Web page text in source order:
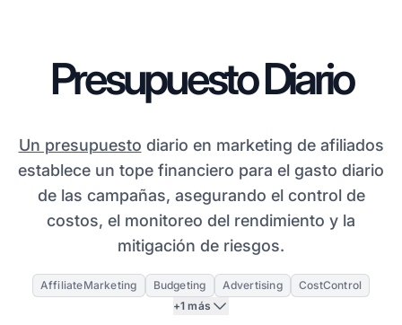
Presupuesto Diario
Un presupuesto diario en marketing de afiliados
establece un tope financiero para el gasto diario
de las campañas, asegurando el control de
costos, el monitoreo del rendimiento y la
mitigación de riesgos.
AffiliateMarketing Budgeting Advertising
CostControl
+1 más